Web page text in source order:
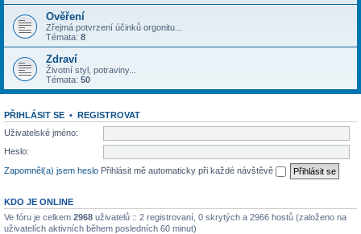
Ověření
Zřejmá potvrzení účinků orgonitu...
Témata: 8
Zdraví
Životní styl, potraviny...
Témata: 50
PŘIHLÁSIT SE • REGISTROVAT
Uživatelské jméno:
Heslo:
Zapomněl(a) jsem heslo Přihlásit mě automaticky při každé návštěvě
KDO JE ONLINE
Ve fóru je celkem 2968 uživatelů :: 2 registrovaní, 0 skrytých a 2966 hostů (založeno na
uživatelích aktivních během posledních 60 minut)